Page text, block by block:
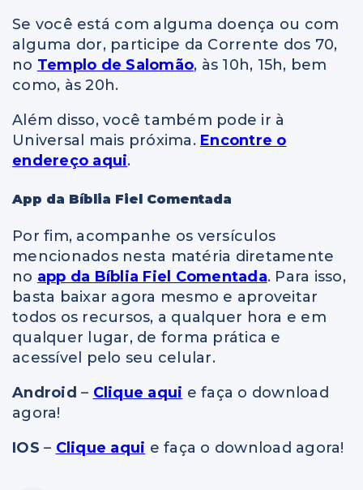
Se você está com alguma doença ou com
alguma dor, participe da Corrente dos 70,
no Templo de Salomão, às 10h, 15h, bem
como, às 20h.
Além disso, você também pode ir à
Universal mais próxima. Encontre o
endereço aqui.
App da Bíblia Fiel Comentada
Por fim, acompanhe os versículos
mencionados nesta matéria diretamente
no app da Bíblia Fiel Comentada. Para isso,
basta baixar agora mesmo e aproveitar
todos os recursos, a qualquer hora e em
qualquer lugar, de forma prática e
acessível pelo seu celular.
Android – Clique aqui e faça o download
agora!
IOS – Clique aqui e faça o download agora!